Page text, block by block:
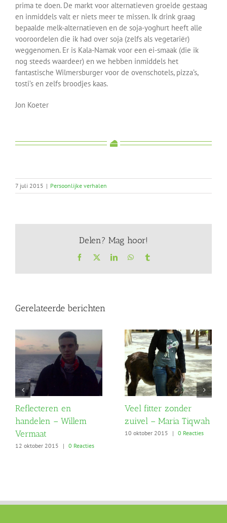
prima te doen. De markt voor alternatieven groeide gestaag
en inmiddels valt er niets meer te missen. Ik drink graag
bepaalde melk-alternatieven en de soja-yoghurt heeft alle
vooroordelen die ik had over soja (zelfs als vegetariër)
weggenomen. Er is Kala-Namak voor een ei-smaak (die ik
nog steeds waardeer) en we hebben inmiddels het
fantastische Wilmersburger voor de ovenschotels, pizza’s,
tosti’s en zelfs broodjes kaas.
Jon Koeter
7 juli 2015 | Persoonlijke verhalen
Delen? Mag hoor!
Facebook LinkedInWhatsApp
Gerelateerde berichten
Reflecteren en
handelen – Willem
Vermaat
12 oktober 2015 | 0 Reacties
Veel fitter zonder
zuivel – Maria Tiqwah
10 oktober 2015 | 0 Reacties